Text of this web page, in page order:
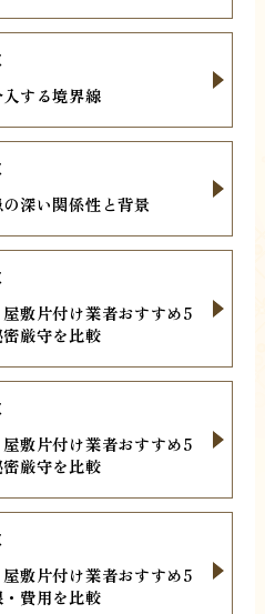
する境界線
深い関係性と背景
敷片付け業者おすすめ5
厳守を比較
敷片付け業者おすすめ5
厳守を比較
敷片付け業者おすすめ5
費用を比較